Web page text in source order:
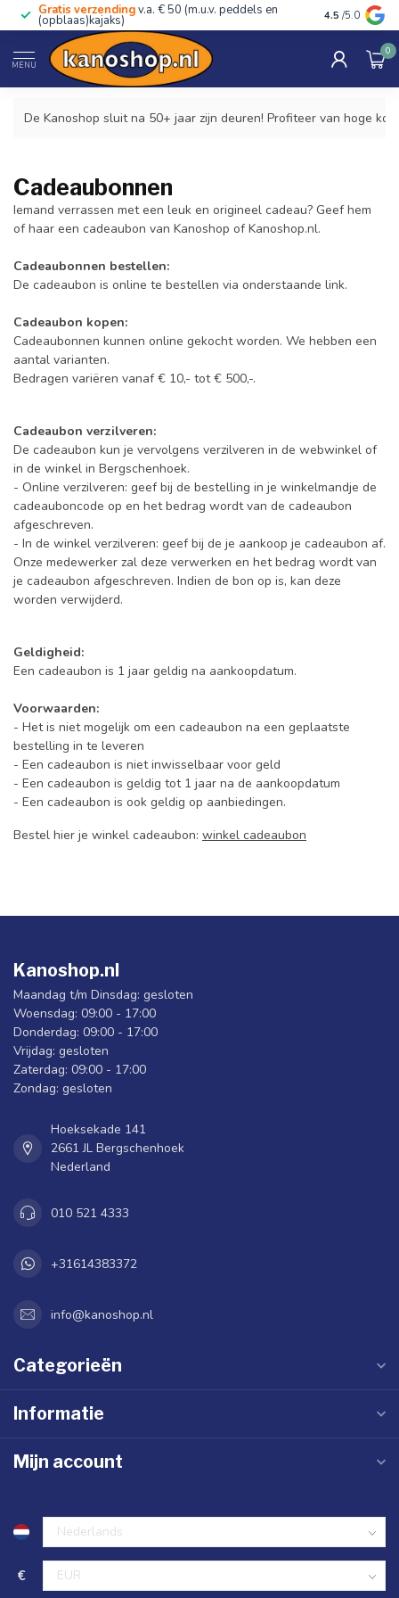
Gratis verzendingv.a. € 50 (m.u.v. peddels en
(opblaas)kajaks) Advies van
4.5 /5.0
MENU
0
Home / Cadeaubonnen
De Kanoshop sluit na 50+ jaar zijn deuren! Profiteer van hoge
Cadeaubonnen
Iemand verrassen met een leuk en origineel cadeau? Geef hem
of haar een cadeaubon van Kanoshop of Kanoshop.nl.
Cadeaubonnen bestellen:
De cadeaubon is online te bestellen via onderstaande link.
Cadeaubon kopen:
Cadeaubonnen kunnen online gekocht worden. We hebben een
aantal varianten.
Bedragen variëren vanaf € 10,- tot € 500,-.
Cadeaubon verzilveren:
De cadeaubon kun je vervolgens verzilveren in de webwinkel of
in de winkel in Bergschenhoek.
- Online verzilveren: geef bij de bestelling in je winkelmandje de
cadeauboncode op en het bedrag wordt van de cadeaubon
afgeschreven.
- In de winkel verzilveren: geef bij de je aankoop je cadeaubon af.
Onze medewerker zal deze verwerken en het bedrag wordt van
je cadeaubon afgeschreven. Indien de bon op is, kan deze
worden verwijderd.
Geldigheid:
Een cadeaubon is 1 jaar geldig na aankoopdatum.
Voorwaarden:
- Het is niet mogelijk om een cadeaubon na een geplaatste
bestelling in te leveren
- Een cadeaubon is niet inwisselbaar voor geld
- Een cadeaubon is geldig tot 1 jaar na de aankoopdatum
- Een cadeaubon is ook geldig op aanbiedingen.
Bestel hier je winkel cadeaubon: winkel cadeaubon
Kanoshop.nl
Maandag t/m Dinsdag: gesloten
Woensdag: 09:00 - 17:00
Donderdag: 09:00 - 17:00
Vrijdag: gesloten
Zaterdag: 09:00 - 17:00
Zondag: gesloten
Hoeksekade 141
2661 JL Bergschenhoek
Nederland
010 521 4333
+31614383372
info@kanoshop.nl
Categorieën
Informatie
Mijn account
€